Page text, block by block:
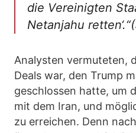
die Vereinigten
Netanjahu
Analysten vermuteten,
Deals war, den Trump
geschlossen hatte, um
mit dem Iran, und
zu erreichen. Denn